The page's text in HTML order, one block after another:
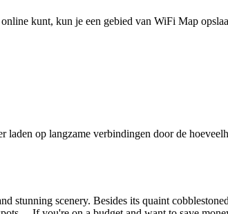
kunt, kun je een gebied van WiFi Map
op langzame verbindingen door de
stunning scenery. Besides its quaint